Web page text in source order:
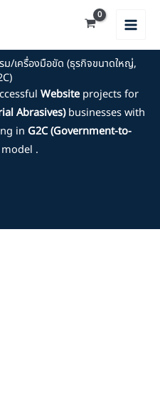
/เครื่องมือขัด (ธุรกิจขนาดใหญ่,
Websiteprojects for
Abrasives)businesses with
in G2C (Government-to-
.